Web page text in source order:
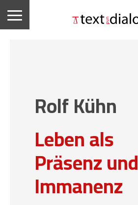
Rolf Kühn
Leben als
Präsenz und
Immanenz